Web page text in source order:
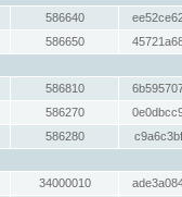
586640
586650
586810
586270
586280
34000010